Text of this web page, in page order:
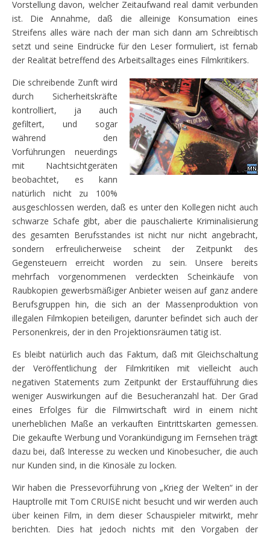
Vorstellung davon, welcher Zeitaufwand real damit verbunden
ist. Die Annahme, daß die alleinige Konsumation eines
Streifens alles wäre nach der man sich dann am Schreibtisch
setzt und seine Eindrücke für den Leser formuliert, ist fernab
der Realität betreffend des Arbeitsalltages eines Filmkritikers.
Die schreibende Zunft wird
durch Sicherheitskräfte
kontrolliert, ja auch
gefiltert, und sogar
während den
Vorführungen neuerdings
mit Nachtsichtgeräten
beobachtet, es kann
natürlich nicht zu 100%
ausgeschlossen werden, daß es unter den Kollegen nicht auch
schwarze Schafe gibt, aber die pauschalierte Kriminalisierung
des gesamten Berufsstandes ist nicht nur nicht angebracht,
sondern erfreulicherweise scheint der Zeitpunkt des
Gegensteuern erreicht worden zu sein. Unsere bereits
mehrfach vorgenommenen verdeckten Scheinkäufe von
Raubkopien gewerbsmäßiger Anbieter weisen auf ganz andere
Berufsgruppen hin, die sich an der Massenproduktion von
illegalen Filmkopien beteiligen, darunter befindet sich auch der
Personenkreis, der in den Projektionsräumen tätig ist.
Es bleibt natürlich auch das Faktum, daß mit Gleichschaltung
der Veröffentlichung der Filmkritiken mit vielleicht auch
negativen Statements zum Zeitpunkt der Erstaufführung dies
weniger Auswirkungen auf die Besucheranzahl hat. Der Grad
eines Erfolges für die Filmwirtschaft wird in einem nicht
unerheblichen Maße an verkauften Eintrittskarten gemessen.
Die gekaufte Werbung und Vorankündigung im Fernsehen trägt
dazu bei, daß Interesse zu wecken und Kinobesucher, die auch
nur Kunden sind, in die Kinosäle zu locken.
Wir haben die Pressevorführung von „Krieg der Welten“ in der
Hauptrolle mit Tom CRUISE nicht besucht und wir werden auch
über keinen Film, in dem dieser Schauspieler mitwirkt, mehr
berichten. Dies hat jedoch nichts mit den Vorgaben der